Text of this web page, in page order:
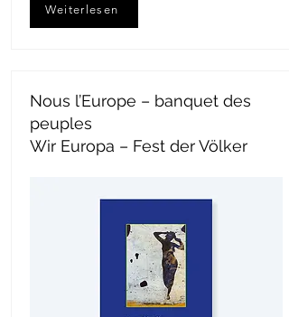
Weiterlesen
Nous l’Europe – banquet des
peuples
Wir Europa – Fest der Völker